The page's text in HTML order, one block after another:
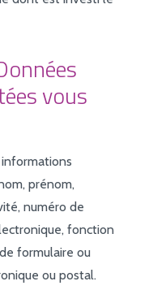
vous
prénom,
numéro de
fonction
formulaire ou
ou postal.